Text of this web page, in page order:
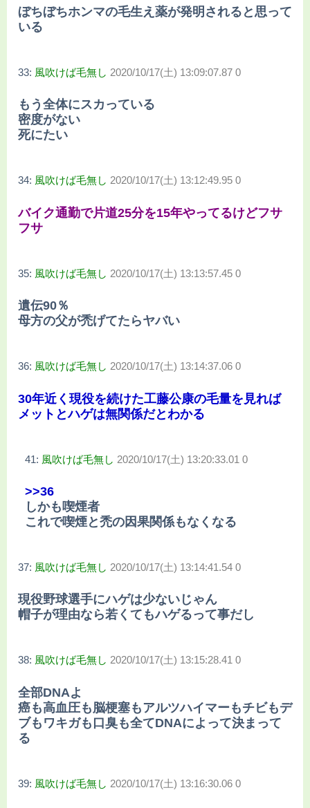
ぼちぼちホンマの毛生え薬が発明されると思って
いる
33: 風吹けば毛無し 2020/10/17(土) 13:09:07.87 0
もう全体にスカっている
密度がない
死にたい
34: 風吹けば毛無し 2020/10/17(土) 13:12:49.95 0
バイク通勤で片道25分を15年やってるけどフサ
フサ
35: 風吹けば毛無し 2020/10/17(土) 13:13:57.45 0
遺伝90％
母方の父が禿げてたらヤバい
36: 風吹けば毛無し 2020/10/17(土) 13:14:37.06 0
30年近く現役を続けた工藤公康の毛量を見れば
メットとハゲは無関係だとわかる
41: 風吹けば毛無し 2020/10/17(土) 13:20:33.01 0
>>36
しかも喫煙者
これで喫煙と禿の因果関係もなくなる
37: 風吹けば毛無し 2020/10/17(土) 13:14:41.54 0
現役野球選手にハゲは少ないじゃん
帽子が理由なら若くてもハゲるって事だし
38: 風吹けば毛無し 2020/10/17(土) 13:15:28.41 0
全部DNAよ
癌も高血圧も脳梗塞もアルツハイマーもチビもデ
ブもワキガも口臭も全てDNAによって決まって
る
39: 風吹けば毛無し 2020/10/17(土) 13:16:30.06 0